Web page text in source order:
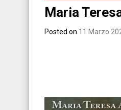
Maria
Posted on 11 Marzo